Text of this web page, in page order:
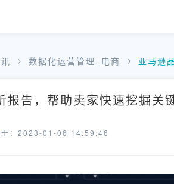
数据化运营管理_电商 亚马逊
报告，帮助卖家快速挖掘关
于：2023-01-06 14:59:46